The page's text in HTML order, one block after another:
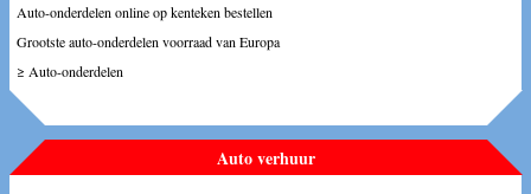
Auto-onderdelen online op kenteken bestellen
Grootste auto-onderdelen voorraad van Europa
≥ Auto-onderdelen
Auto verhuur